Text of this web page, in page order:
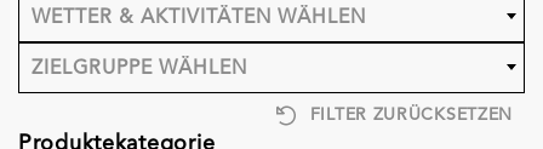
WETTER & AKTIVITÄTEN WÄHLEN
ZIELGRUPPE WÄHLEN
FILTER ZURÜCKSETZEN
Produktekategorie